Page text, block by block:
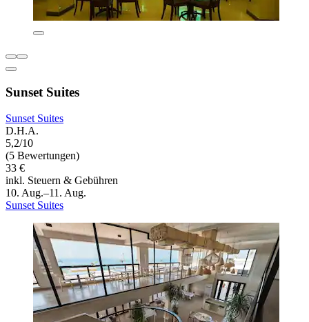
Sunset Suites
Sunset Suites
D.H.A.
5,2/10
(5 Bewertungen)
33 €
inkl. Steuern & Gebühren
10. Aug.–11. Aug.
Sunset Suites